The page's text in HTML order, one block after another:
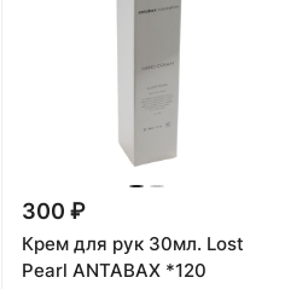
300 ₽
Крем для рук 30мл. Lost
Pearl ANTABAX *120